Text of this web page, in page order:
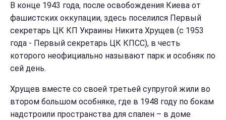
В конце 1943 года, после освобождения Киева от
фашистских оккупации, здесь поселился Первый
секретарь ЦК КП Украины Никита Хрущев (с 1953
года - Первый секретарь ЦК КПСС), в честь
которого неофициально называют парк и особняк по
сей день.
Хрущев вместе со своей третьей супругой жили во
втором большом особняке, где в 1948 году по бокам
надстроили пространства для спален – в доме